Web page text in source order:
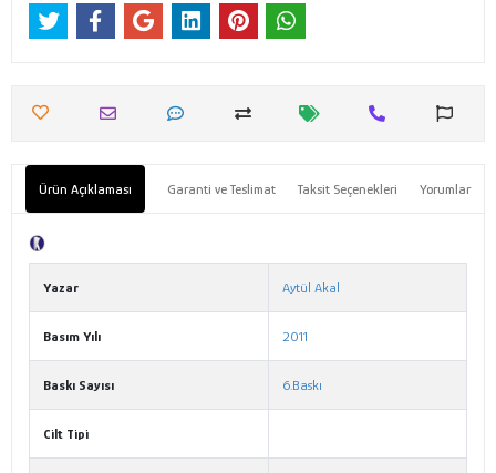
Ürün Açıklaması Garanti ve Teslimat Taksit Seçenekleri Yorumlar
Yazar Aytül Akal
Basım Yılı 2011
Baskı Sayısı 6.Baskı
Cilt Tipi